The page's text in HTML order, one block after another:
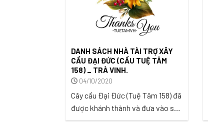
DANH SÁCH NHÀ TÀI TRỢ XÂY
CẦU ĐẠI ĐỨC (CẦU TUỆ TÂM
158) _ TRÀ VINH.
04/10/2020
Cây cầu Đại Đức (Tuệ Tâm 158) đã
được khánh thành và đưa vào sử
dụng tại ấp Đại Đức, xã Đức Mỹ,